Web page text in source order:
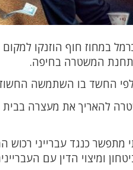
במחוז חוף הוזנקו למקום
המשטרה בחיפה.
החשד בו השתמשה
להאריך את מעצרה
כנגד עברייני רכוש
ומיצוי הדין עם